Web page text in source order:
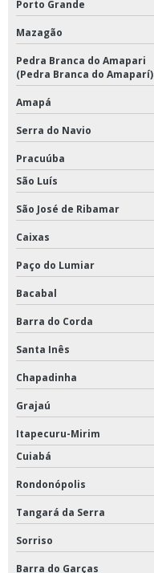
Porto Grande
Mazagão
Pedra Branca do Amapari
(Pedra Branca do Amaparí)
Amapá
Serra do Navio
Pracuúba
São Luís
São José de Ribamar
Caixas
Paço do Lumiar
Bacabal
Barra do Corda
Santa Inês
Chapadinha
Grajaú
Itapecuru-Mirim
Cuiabá
Rondonópolis
Tangará da Serra
Sorriso
Barra do Garças